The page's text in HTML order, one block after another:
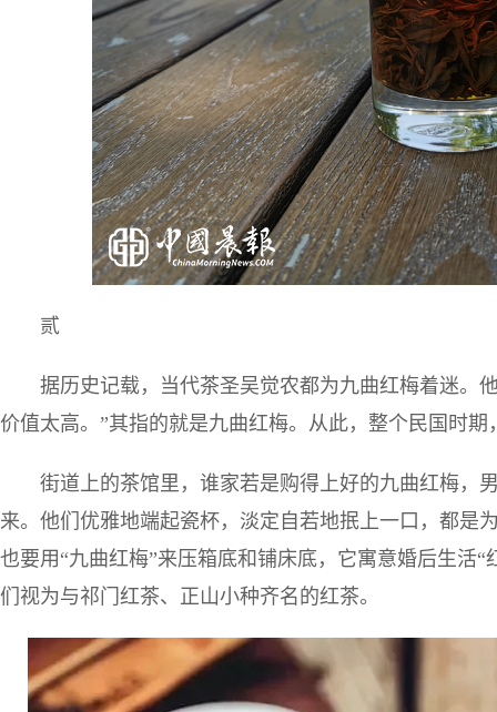
贰
据历史记载，当代茶圣吴觉农都为九曲红梅着迷。
价值太高。”其指的就是九曲红梅。从此，整个民国时
街道上的茶馆里，谁家若是购得上好的九曲红梅，
来。他们优雅地端起瓷杯，淡定自若地抿上一口，都是
也要用“九曲红梅”来压箱底和铺床底，它寓意婚后生活
们视为与祁门红茶、正山小种齐名的红茶。